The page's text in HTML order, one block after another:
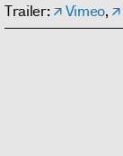
Trailer:
Vimeo,